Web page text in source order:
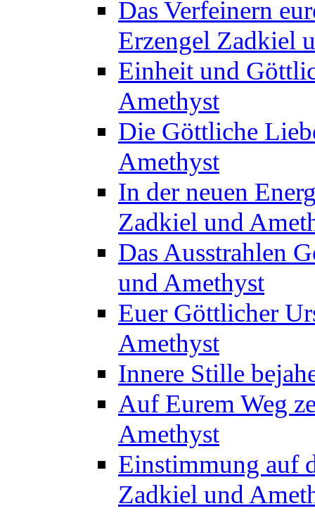
Das Verfeinern
Erzengel Zadkiel
Einheit und
Amethyst
Die Göttliche
Amethyst
In der neuen
Zadkiel und
Das Ausstrahlen
und Amethyst
Euer Göttlicher
Amethyst
Innere Stille
Auf Eurem Weg
Amethyst
Einstimmung auf
Zadkiel und